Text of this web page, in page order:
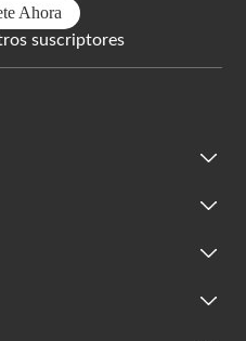
Ahora
suscriptores